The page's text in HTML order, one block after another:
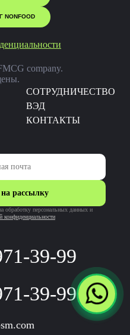
NONFOOD
company.
CОТРУДНИЧЕСТВО
ВЭД
КОНТАКТЫ
39-99
39-99
рассылку
обработку персональных данных и
конфиденциальности